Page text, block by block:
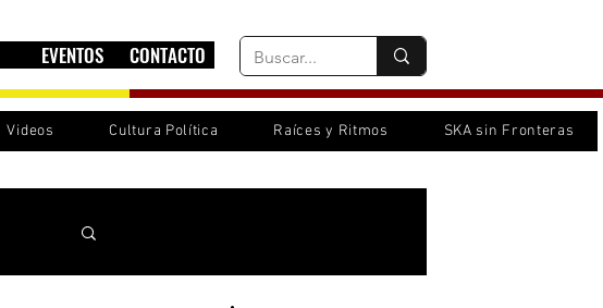
EVENTOS CONTACTO
Videos Cultura Política Raíces y Ritmos SKA sin Fronteras